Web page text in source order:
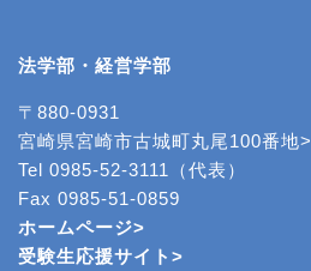
法学部・経営学部
〒880-0931
宮崎県宮崎市古城町丸尾100番地>
Tel 0985-52-3111（代表）
Fax 0985-51-0859
ホームページ>
受験生応援サイト>